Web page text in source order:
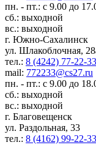
пн. - пт.: с 9.00 до
сб.: выходной
вс.: выходной
г. Южно-Сахалинск
ул. Шлакоблочная,
тел.: 8 (4242) 77-22-33
mail: 772233@cs27.ru
пн. - пт.: с 9.00 до
сб.: выходной
вс.: выходной
г. Благовещенск
ул. Раздольная, 33
тел.: 8 (4162) 99-22-33